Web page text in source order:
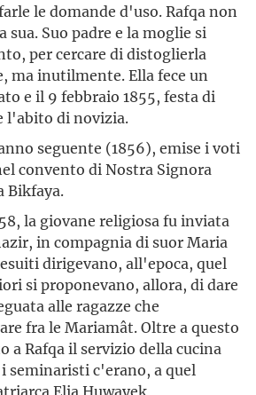
le domande d'uso. Rafqa non
sua. Suo padre e la moglie si
per cercare di distoglierla
ma inutilmente. Ella fece un
e il 9 febbraio 1855, festa di
l'abito di novizia.
seguente (1856), emise i voti
convento di Nostra Signora
Bikfaya.
la giovane religiosa fu inviata
in compagnia di suor Maria
dirigevano, all'epoca, quel
si proponevano, allora, di dare
alle ragazze che
fra le Mariamât. Oltre a questo
a Rafqa il servizio della cucina
seminaristi c'erano, a quel
Elia Huwayek,